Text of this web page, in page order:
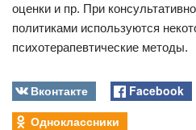
оценки и пр. При
политиками используются
психотерапевтические методы.
Вконтакте Facebook
Одноклассники